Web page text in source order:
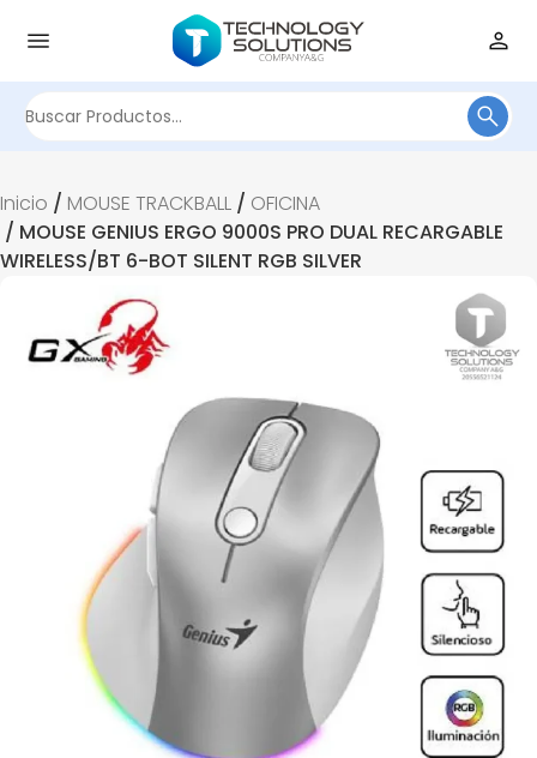
Inicio / MOUSE TRACKBALL / OFICINA
/ MOUSE GENIUS ERGO 9000S PRO DUAL RECARGABLE
WIRELESS/BT 6-BOT SILENT RGB SILVER